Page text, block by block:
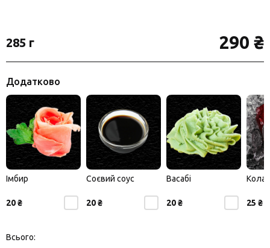
285 г 290 ₴
Додатково
Імбир
20 ₴
Соєвий соус
20 ₴
Васабі
20 ₴
Кола
25 ₴
Всього: